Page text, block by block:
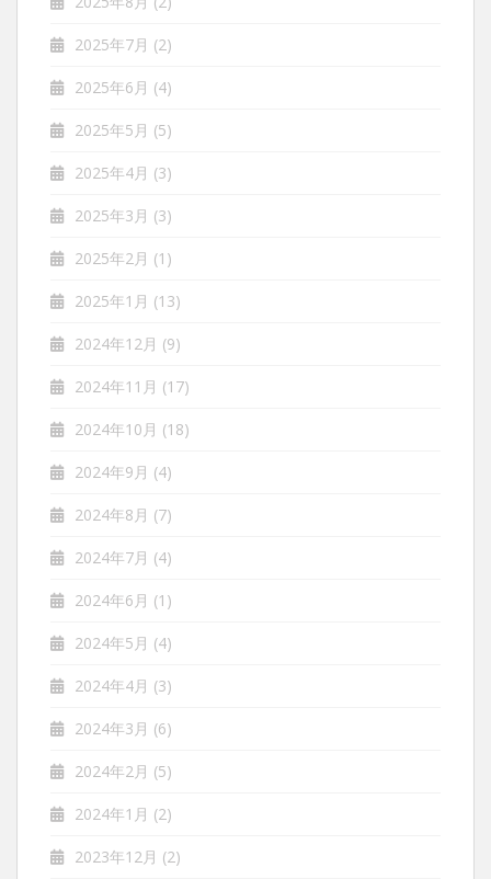
2025年7月 (2)
2025年6月 (4)
2025年5月 (5)
2025年4月 (3)
2025年3月 (3)
2025年2月 (1)
2025年1月 (13)
2024年12月 (9)
2024年11月 (17)
2024年10月 (18)
2024年9月 (4)
2024年8月 (7)
2024年7月 (4)
2024年6月 (1)
2024年5月 (4)
2024年4月 (3)
2024年3月 (6)
2024年2月 (5)
2024年1月 (2)
2023年12月 (2)